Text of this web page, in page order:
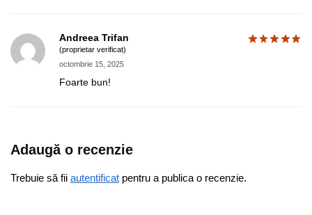
Andreea Trifan
(proprietar verificat)
octombrie 15, 2025
Foarte bun!
Adaugă o recenzie
Trebuie să fii autentificat pentru a publica o recenzie.